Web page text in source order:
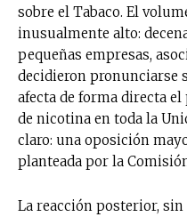
sobre el Tabaco. El
inusualmente alto:
pequeñas empresas,
decidieron pronunciarse
afecta de forma directa
de nicotina en toda la
claro: una oposición
planteada por la
La reacción posterior, sin